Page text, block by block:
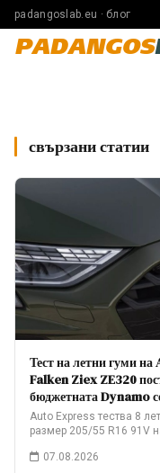
padangoslab.eu · блог
PADANGOS
свързани статии
Тест на летни гуми
Falken Ziex ZE320
бюджетната Dynamo
Auto Express тества 8
размер 205/55 R16 91V
07.08.2026